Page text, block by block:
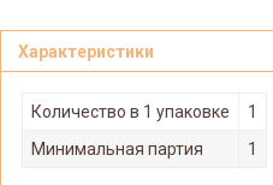
Характеристики
Количество в 1 упаковке
1
Минимальная партия
1